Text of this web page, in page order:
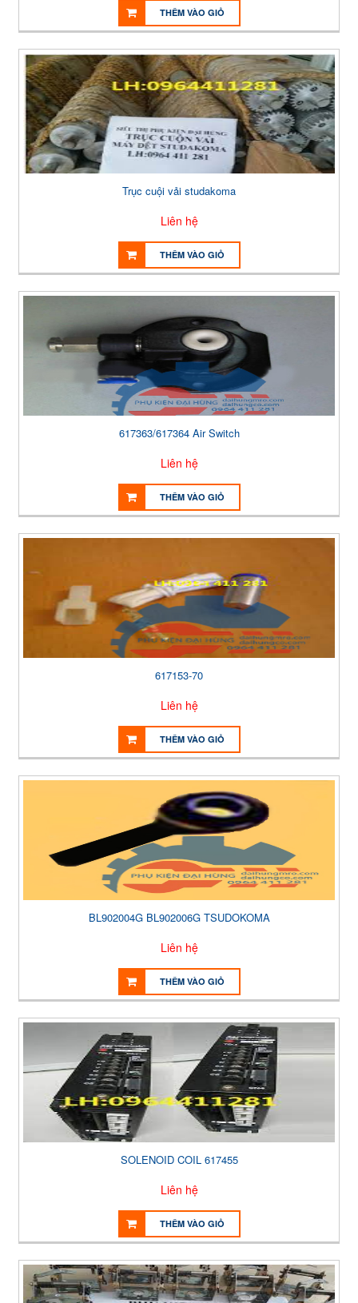
THÊM VÀO GIỎ
Trục cuội vải studakoma
Liên hệ
THÊM VÀO GIỎ
617363/617364 Air Switch
Liên hệ
THÊM VÀO GIỎ
617153-70
Liên hệ
THÊM VÀO GIỎ
BL902004G BL902006G TSUDOKOMA
Liên hệ
THÊM VÀO GIỎ
SOLENOID COIL 617455
Liên hệ
THÊM VÀO GIỎ